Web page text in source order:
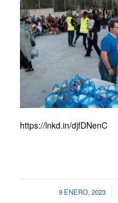
https://lnkd.in/djfDNenC
9 ENERO, 2023
/